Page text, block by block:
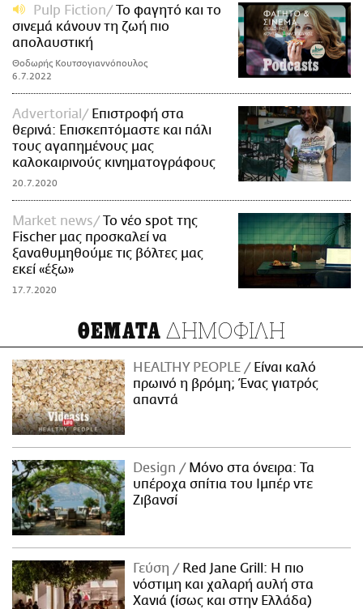
Pulp Fiction
Το φαγητό και το
σινεμά κάνουν τη ζωή πιο
απολαυστική
Θοδωρής Κουτσογιαννόπουλος
6.7.2022
Advertorial
Επιστροφή στα
θερινά: Επισκεπτόμαστε και πάλι
τους αγαπημένους μας
καλοκαιρινούς κινηματογράφους
20.7.2020
Market news
Το νέο spot της
Fischer μας προσκαλεί να
ξαναθυμηθούμε τις βόλτες μας
εκεί «έξω»
17.7.2020
ΘΕΜΑΤΑ ΔΗΜΟΦΙΛΗ
HEALTHY PEOPLE
Είναι καλό
πρωινό η βρόμη; Ένας γιατρός
απαντά
Design
Μόνο στα όνειρα: Τα
υπέροχα σπίτια του Ιμπέρ ντε
Ζιβανσί
Γεύση
Red Jane Grill: Η πιο
νόστιμη και χαλαρή αυλή στα
Χανιά (ίσως και στην Ελλάδα)